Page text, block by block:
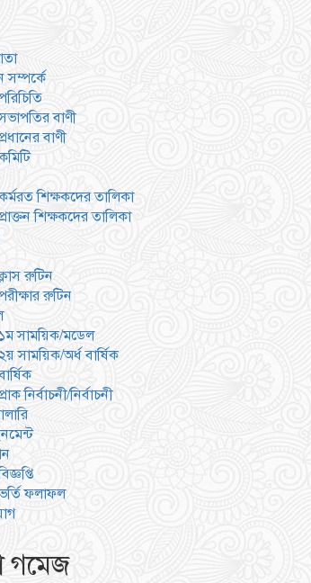
সম্পর্কে
বাণী
বাণী
শিক্ষকদের তালিকা
শিক্ষকদের তালিকা
রুটিন
রুটিন
১ম সাময়িক/মডেল
সাময়িক/অর্ধ বার্ষিক
নির্বাচনী/নির্বাচনী
ফলাফল
গমেজ